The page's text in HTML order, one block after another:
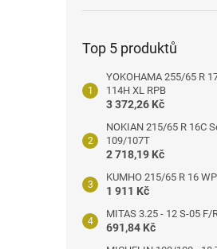
Top 5 produktů
YOKOHAMA 255/65 R
114H XL RPB
3 372,26 Kč
NOKIAN 215/65 R 16C
109/107T
2 718,19 Kč
KUMHO 215/65 R 16
1 911 Kč
MITAS 3.25 - 12 S-05 F/
691,84 Kč